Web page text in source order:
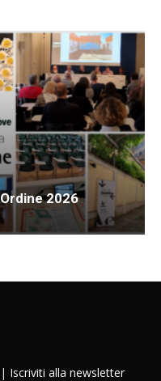
2026
| Iscriviti alla newsletter